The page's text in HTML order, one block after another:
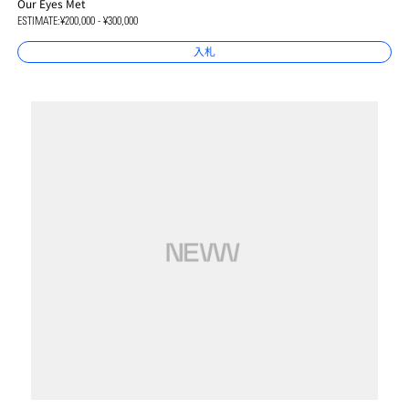
Our Eyes Met
ESTIMATE:¥200,000 - ¥300,000
入札